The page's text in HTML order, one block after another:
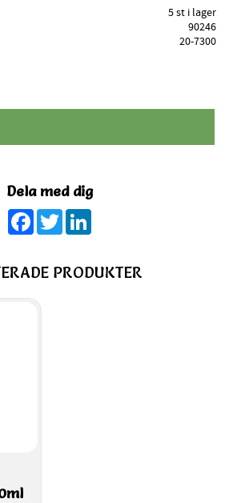
5 st i lager
90246
20-7300
Dela med dig
Facebook
Twitter
PRODUKTER